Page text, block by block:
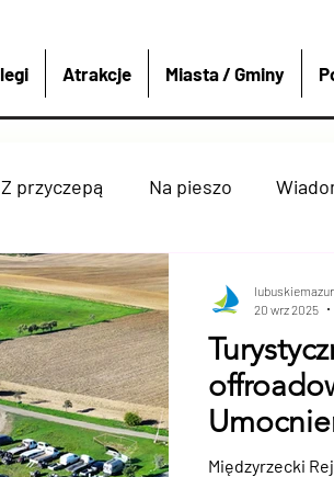
Atrakcje Miasta / Gminy
Z przyczepą Na pieszo
Strzelce krajeńskie
Dobiegniew Atrakcje
Miasta Gminy
Międzyrzecki
20 wrz 2025